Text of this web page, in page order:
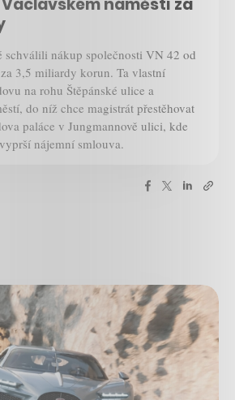
náměstí za
schválili nákup společnosti VN 42 od
3,5 miliardy korun. Ta vlastní
na rohu Štěpánské ulice a
do níž chce magistrát přestěhovat
paláce v Jungmannově ulici, kde
nájemní smlouva.